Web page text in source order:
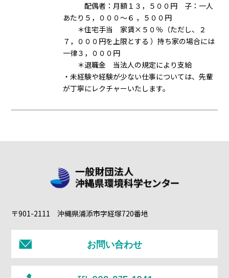
配偶者：月額１３，５００円 子：一人
あたり５，０００〜６ ，５００円
＊住宅手当 家賃×５０％（ただし、２
７，０００円を上限とする ）持ち家の場合には
一律３，０００円
＊退職金 当法人の規定により支給
・未経験や経験が少ない仕事については、先輩
が丁寧にレクチャーいたします。
〒901-2111 沖縄県浦添市字経塚720番地
お問い合わせ